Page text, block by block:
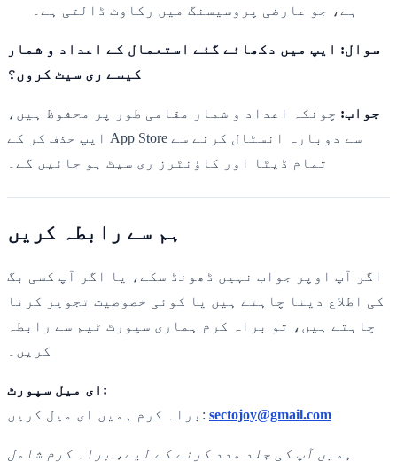
ہے، جو عارضی پروسیسنگ میں رکاوٹ ڈالتی ہے۔
سوال: ایپ میں دکھائے گئے استعمال کے اعداد و شمار
کیسے ری سیٹ کروں؟
جواب: چونکہ اعداد و شمار مقامی طور پر محفوظ ہیں،
ایپ حذف کر کے App Store سے دوبارہ انسٹال کرنے سے
تمام ڈیٹا اور کاؤنٹرز ری سیٹ ہو جائیں گے۔
ہم سے رابطہ کریں
اگر آپ اوپر جواب نہیں ڈھونڈ سکے، یا اگر آپ کسی بگ
کی اطلاع دینا چاہتے ہیں یا کوئی خصوصیت تجویز کرنا
چاہتے ہیں، تو براہ کرم ہماری سپورٹ ٹیم سے رابطہ
کریں۔
ای میل سپورٹ:
براہ کرم ہمیں ای میل کریں: sectojoy@gmail.com
ہمیں آپ کی جلد مدد کرنے کے لیے، براہ کرم شامل